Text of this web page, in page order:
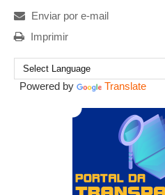
Enviar por e-mail
Imprimir
Powered by Translate